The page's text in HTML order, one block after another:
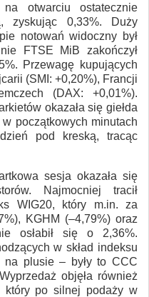
otwarciu ostatecznie
zyskując 0,33%. Duży
notowań widoczny był
FTSE MiB zakończył
Przewagę kupujących
(SMI: +0,20%), Francji
(DAX: +0,01%).
okazała się giełda
początkowych minutach
pod kreską, tracąc
sesja okazała się
Najmocniej tracił
WIG20, który m.in. za
KGHM (–4,79%) oraz
osłabił się o 2,36%.
w skład indeksu
na plusie – były to CCC
objęła również
który po silnej podaży w